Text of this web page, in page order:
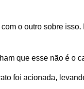
o outro sobre
que esse não é o
foi acionada,